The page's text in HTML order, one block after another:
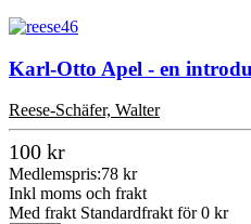
Karl-Otto Apel - en
Reese-Schäfer, Walter
100 kr
Medlemspris:78 kr
Inkl moms och frakt
Med frakt Standardfrakt för 0 kr